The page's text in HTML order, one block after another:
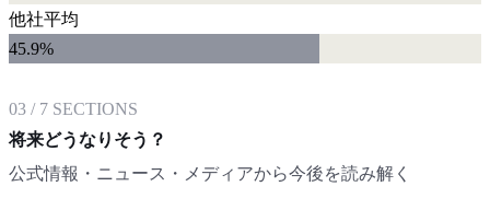
他社平均
45.9%
03 / 7 SECTIONS
将来どうなりそう？
公式情報・ニュース・メディアから今後を読み解く